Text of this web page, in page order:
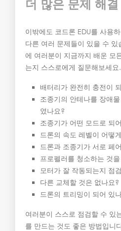
더 많은 문제 해결
이밖에도 코드론 EDU를 사용
다른 여러 문제들이 있을 수 있
에 여러분이 지금까지 배운 모
는지 스스로에게 질문해보세요.
배터리가 완전히 충전이
조종기의 안테나를 장애
였나요?
조종기가 어떤 모드로 되
드론의 속도 레벨이 어떻
드론과 조종기가 서로 페
프로펠러를 청소하는 것
모터가 잘 작동되는지 점
다른 교체할 것은 없나요?
드론의 트리밍이 되어 있
여러분이 스스로 점검할 수 있
를 만드는 것도 좋은 방법입니